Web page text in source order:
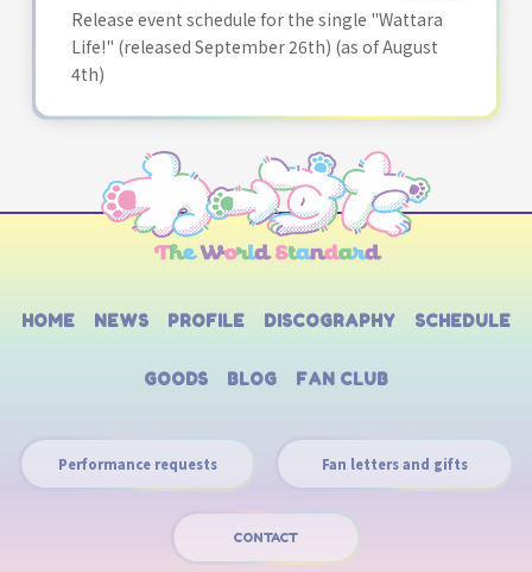
Release event schedule for the single "Wattara
Life!" (released September 26th) (as of August
4th)
HOME NEWS PROFILE DISCOGRAPHY SCHEDULE
GOODS BLOG FAN CLUB
Performance requests Fan letters and gifts
CONTACT